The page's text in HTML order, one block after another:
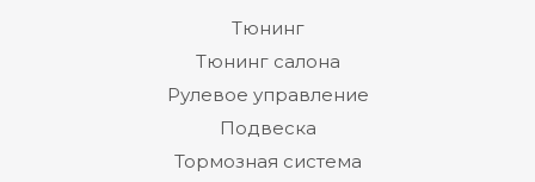
Тюнинг
Тюнинг салона
Рулевое управление
Подвеска
Тормозная система